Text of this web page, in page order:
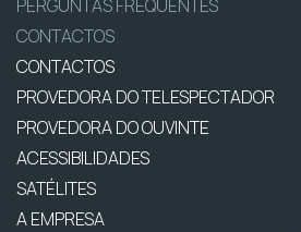
PERGUNTAS FREQUENTES
CONTACTOS
CONTACTOS
PROVEDORA DO TELESPECTADOR
PROVEDORA DO OUVINTE
ACESSIBILIDADES
SATÉLITES
A EMPRESA